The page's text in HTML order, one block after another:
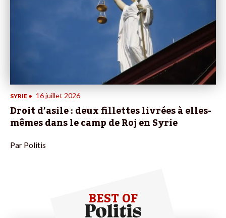
SYRIE • 16 juillet 2026
Droit d’asile : deux fillettes livrées à elles-
mêmes dans le camp de Roj en Syrie
Par Politis
BEST OF